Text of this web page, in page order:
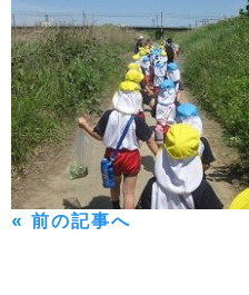
« 前の記事へ